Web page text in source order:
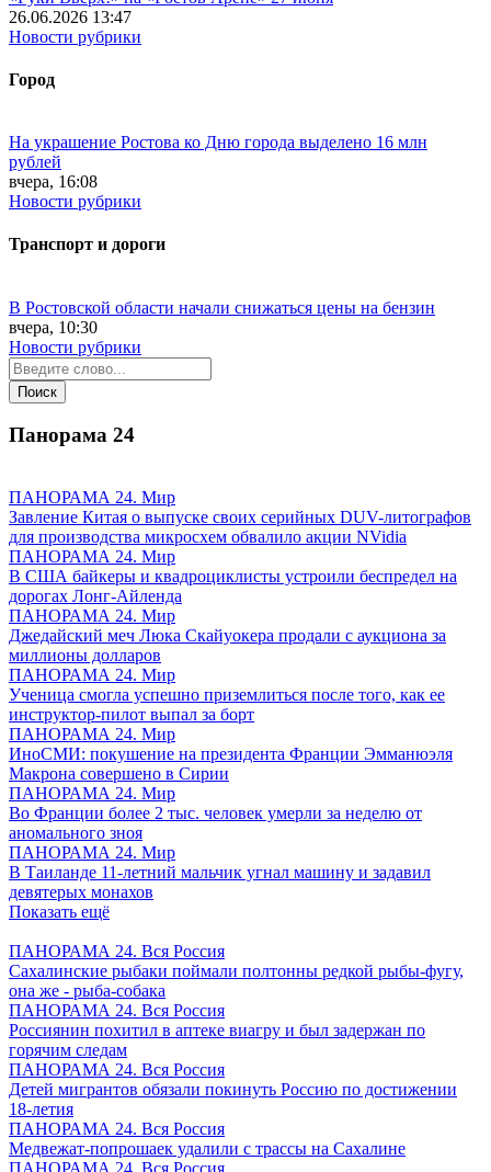
26.06.2026 13:47
Новости рубрики
Город
На украшение Ростова ко Дню города выделено 16 млн
рублей
вчера, 16:08
Новости рубрики
Транспорт и дороги
В Ростовской области начали снижаться цены на бензин
вчера, 10:30
Новости рубрики
Панорама 24
ПАНОРАМА 24. Мир
Завление Китая о выпуске своих серийных DUV-литографов
для производства микросхем обвалило акции NVidia
ПАНОРАМА 24. Мир
В США байкеры и квадроциклисты устроили беспредел на
дорогах Лонг-Айленда
ПАНОРАМА 24. Мир
Джедайский меч Люка Скайуокера продали с аукциона за
миллионы долларов
ПАНОРАМА 24. Мир
Ученица смогла успешно приземлиться после того, как ее
инструктор-пилот выпал за борт
ПАНОРАМА 24. Мир
ИноСМИ: покушение на президента Франции Эмманюэля
Макрона совершено в Сирии
ПАНОРАМА 24. Мир
Во Франции более 2 тыс. человек умерли за неделю от
аномального зноя
ПАНОРАМА 24. Мир
В Таиланде 11-летний мальчик угнал машину и задавил
девятерых монахов
Показать ещё
ПАНОРАМА 24. Вся Россия
Сахалинские рыбаки поймали полтонны редкой рыбы-фугу,
она же - рыба-собака
ПАНОРАМА 24. Вся Россия
Россиянин похитил в аптеке виагру и был задержан по
горячим следам
ПАНОРАМА 24. Вся Россия
Детей мигрантов обязали покинуть Россию по достижении
18-летия
ПАНОРАМА 24. Вся Россия
Медвежат-попрошаек удалили с трассы на Сахалине
ПАНОРАМА 24. Вся Россия